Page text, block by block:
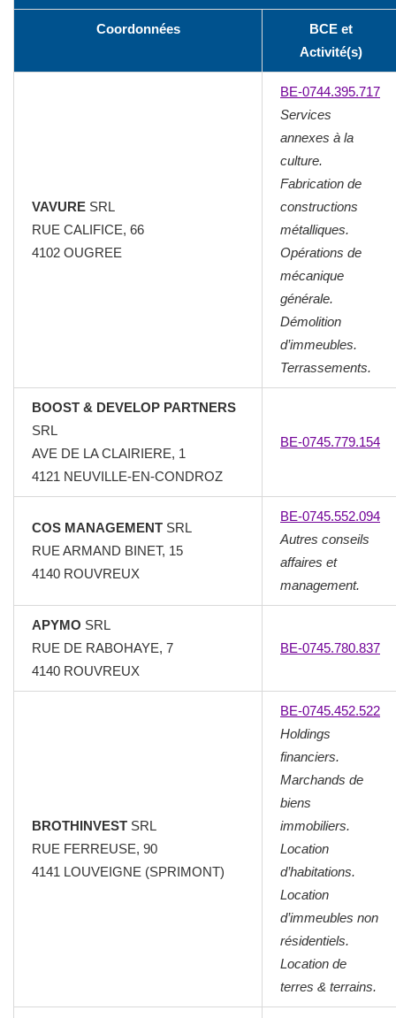
Coordonnées
BCE et
Activité(s)
VAVURE SRL
RUE CALIFICE, 66
4102 OUGREE
BE-0744.395.717
Services
annexes à la
culture.
Fabrication de
constructions
métalliques.
Opérations de
mécanique
générale.
Démolition
d’immeubles.
Terrassements.
BOOST & DEVELOP PARTNERS
SRL
AVE DE LA CLAIRIERE, 1
4121 NEUVILLE-EN-CONDROZ
BE-0745.779.154
COS MANAGEMENT SRL
RUE ARMAND BINET, 15
4140 ROUVREUX
BE-0745.552.094
Autres conseils
affaires et
management.
APYMO SRL
RUE DE RABOHAYE, 7
4140 ROUVREUX
BE-0745.780.837
BROTHINVEST SRL
RUE FERREUSE, 90
4141 LOUVEIGNE (SPRIMONT)
BE-0745.452.522
Holdings
financiers.
Marchands de
biens
immobiliers.
Location
d’habitations.
Location
d’immeubles non
résidentiels.
Location de
terres & terrains.